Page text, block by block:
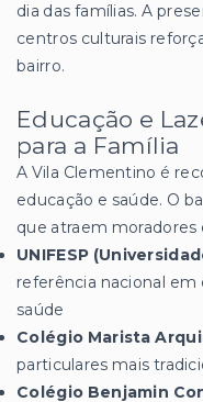
dia das famílias. A
centros culturais
bairro.
Educação e
para a Família
A Vila Clementino é
educação e saúde. O
que atraem
UNIFESP
referência nacional em
saúde
Colégio Marista
particulares mais
Colégio Benjamin